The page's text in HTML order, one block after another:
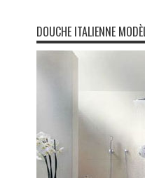
DOUCHE ITALIENNE